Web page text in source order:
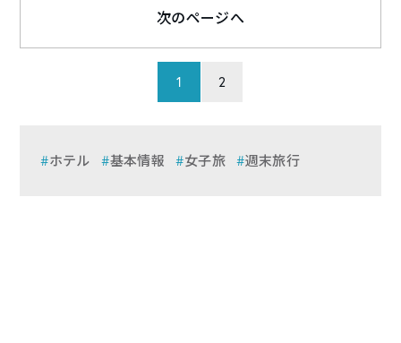
1 2
次のページへ
ホテル 基本情報 女子旅 週末旅行